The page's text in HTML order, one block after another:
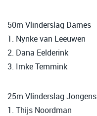
50m Vlinderslag Dames
1. Nynke van Leeuwen
2. Dana Eelderink
3. Imke Temmink
25m Vlinderslag Jongens
1. Thijs Noordman